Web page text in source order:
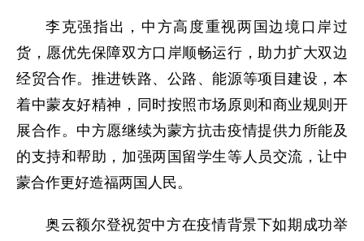
李克强指出，中方高度重视两国边境口岸过
货，愿优先保障双方口岸顺畅运行，助力扩大双边
经贸合作。推进铁路、公路、能源等项目建设，本
着中蒙友好精神，同时按照市场原则和商业规则开
展合作。中方愿继续为蒙方抗击疫情提供力所能及
的支持和帮助，加强两国留学生等人员交流，让中
蒙合作更好造福两国人民。
奥云额尔登祝贺中方在疫情背景下如期成功举